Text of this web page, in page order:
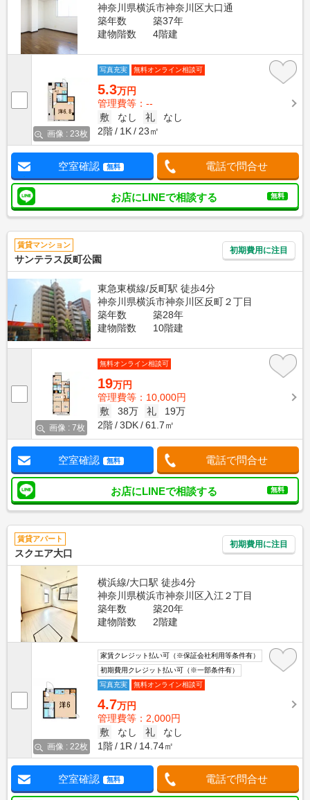
神奈川県横浜市神奈川区大口通
築年数
築37年
建物階数
4階建
画像 : 23枚
写真充実 無料オンライン相談可
5.3万円
管理費等：--
敷
なし 礼
なし
2階
1K 23㎡
空室確認 無料 電話で問合せ
お店にLINEで相談する 無料
賃貸マンション
サンテラス反町公園
初期費用に注目
東急東横線/反町駅 徒歩4分
神奈川県横浜市神奈川区反町２丁目
築年数
築28年
建物階数
10階建
画像 : 7枚
無料オンライン相談可
19万円
管理費等：10,000円
敷
38万 礼
19万
2階
3DK 61.7㎡
空室確認 無料 電話で問合せ
お店にLINEで相談する 無料
賃貸アパート
スクエア大口
初期費用に注目
横浜線/大口駅 徒歩4分
神奈川県横浜市神奈川区入江２丁目
築年数
築20年
建物階数
2階建
画像 : 22枚
家賃クレジット払い可（※保証会社利用等条件有）
初期費用クレジット払い可（※一部条件有）
写真充実
無料オンライン相談可
4.7万円
管理費等：2,000円
敷
なし 礼
なし
1階
1R 14.74㎡
空室確認 無料 電話で問合せ